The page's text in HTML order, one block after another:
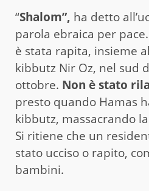
“Shalom”, ha detto
parola ebraica per
è stata rapita, insieme
kibbutz Nir Oz, nel sud
ottobre. Non è stato
presto quando Hamas
kibbutz, massacrando
Si ritiene che un
stato ucciso o rapito,
bambini.